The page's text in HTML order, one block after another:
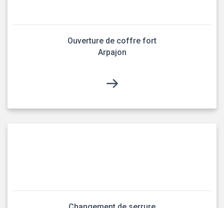
Ouverture de coffre fort
Arpajon